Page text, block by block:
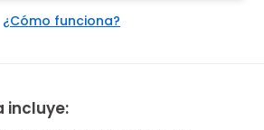
¿Cómo funciona?
incluye: